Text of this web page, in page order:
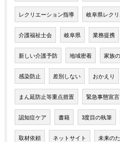
レクリエーション指導 岐阜県レク
介護福祉士会 岐阜県 業務提携
新しい介護予防 地域密着 家族
感染防止 差別しない おかえり
まん延防止等重点措置 緊急事態宣言
認知症ケア 書籍 3度目の執筆
取材依頼 ネットサイト 未来の